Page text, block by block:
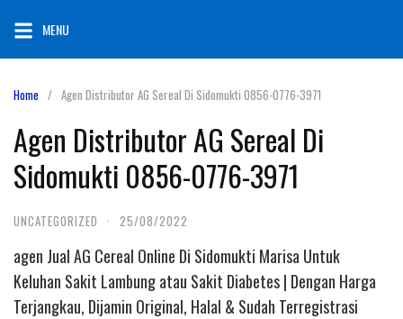
content
MENU
Home Agen Distributor AG Sereal Di Sidomukti 0856-0776-3971
Agen Distributor AG Sereal Di
Sidomukti 0856-0776-3971
UNCATEGORIZED · 25/08/2022
agen Jual AG Cereal Online Di Sidomukti Marisa Untuk
Keluhan Sakit Lambung atau Sakit Diabetes | Dengan Harga
Terjangkau, Dijamin Original, Halal & Sudah Terregistrasi